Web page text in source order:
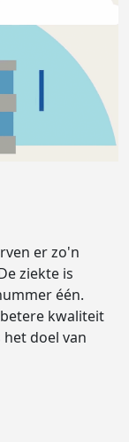
er zo'n
ziekte is
één.
kwaliteit
doel van